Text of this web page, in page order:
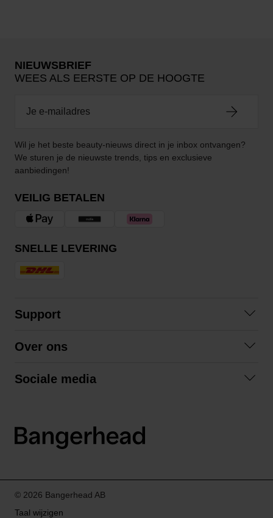
NIEUWSBRIEF
WEES ALS EERSTE OP DE HOOGTE
Wil je het beste beauty-nieuws direct in je inbox ontvangen?
We sturen je de nieuwste trends, tips en exclusieve
aanbiedingen!
VEILIG BETALEN
SNELLE LEVERING
Support
Retourneren
Over ons
Sociale media
LinkedIn
© 2026 Bangerhead AB
Taal wijzigen